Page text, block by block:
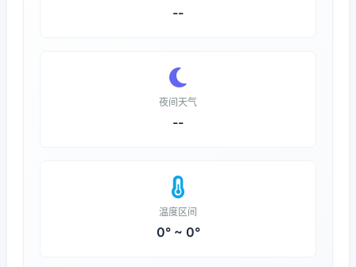
--
夜间天气
--
温度区间
0° ~ 0°